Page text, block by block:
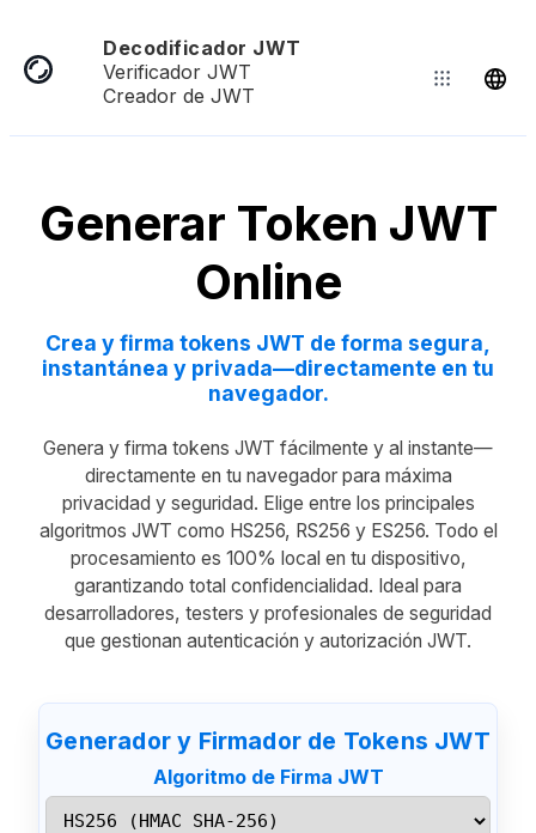
Decodificador JWT
Verificador JWT
Creador de JWT
Generar Token JWT
Online
Crea y firma tokens JWT de forma segura,
instantánea y privada—directamente en tu
navegador.
Genera y firma tokens JWT fácilmente y al instante—
directamente en tu navegador para máxima
privacidad y seguridad. Elige entre los principales
algoritmos JWT como HS256, RS256 y ES256. Todo el
procesamiento es 100% local en tu dispositivo,
garantizando total confidencialidad. Ideal para
desarrolladores, testers y profesionales de seguridad
que gestionan autenticación y autorización JWT.
Generador y Firmador de Tokens JWT
Algoritmo de Firma JWT